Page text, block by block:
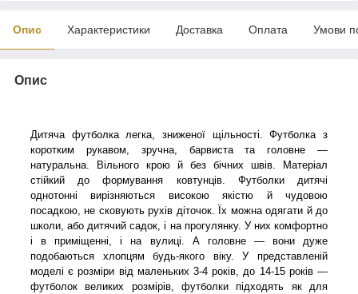
Опис Характеристики Доставка Оплата Умови
Опис
Дитяча футболка легка, зниженої щільності. Футболка з
коротким рукавом, зручна, барвиста та головне —
натуральна. Вільного крою й без бічних швів. Матеріал
стійкий до формування ковтунців. Футболки дитячі
однотонні вирізняються високою якістю й чудовою
посадкою, не сковують рухів діточок. Їх можна одягати й до
школи, або дитячий садок, і на прогулянку. У них комфортно
і в приміщенні, і на вулиці. А головне — вони дуже
подобаються хлопцям будь-якого віку. У представленій
моделі є розміри від маленьких 3-4 років, до 14-15 років —
футболок великих розмірів, футболки підходять як для